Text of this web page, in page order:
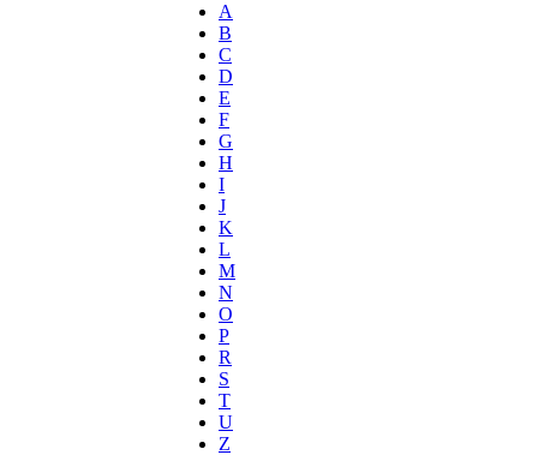
A
B
C
D
E
F
G
H
I
J
K
L
M
N
O
P
R
S
T
U
Z